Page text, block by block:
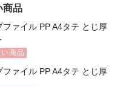
商品
ファイル PP A4タテ とじ厚
商品
ファイル PP A4タテ とじ厚